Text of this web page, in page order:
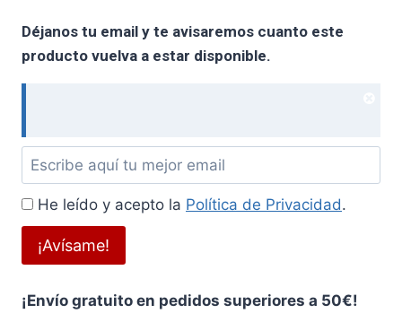
Déjanos tu email y te avisaremos cuanto este
producto vuelva a estar disponible.
Déjanos
tu
email
y
cuanto
He leído y acepto la Política de Privacidad.
¡Avísame!
¡Envío gratuito en pedidos superiores a 50€!